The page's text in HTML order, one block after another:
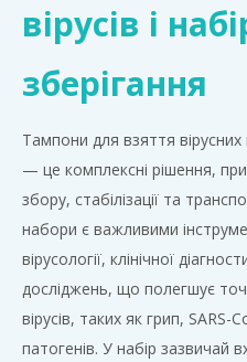
вірусів і
зберігання
Тампони для взяття
— це комплексні рішення,
збору, стабілізації та
набори є важливими
вірусології, клінічної
досліджень, що полегшує
вірусів, таких як грип, SARS-
патогенів. У набір зазвичай